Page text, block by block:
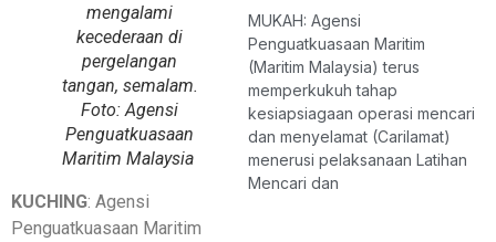
mengalami
kecederaan di
pergelangan
tangan, semalam.
Foto: Agensi
Penguatkuasaan
Maritim Malaysia
KUCHING: Agensi
Penguatkuasaan Maritim
MUKAH: Agensi
Penguatkuasaan Maritim
(Maritim Malaysia) terus
memperkukuh tahap
kesiapsiagaan operasi mencari
dan menyelamat (Carilamat)
menerusi pelaksanaan Latihan
Mencari dan